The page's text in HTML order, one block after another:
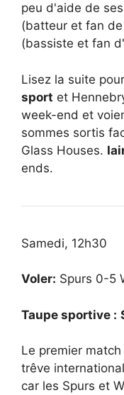
peu d'aide de
(batteur et fan
(bassiste et fan
Lisez la suite
sport et
week-end et
sommes sortis
Glass Houses.
ends.
Samedi, 12h30
Voler: Spurs 0-5
Taupe sportive :
Le premier
trêve
car les Spurs et